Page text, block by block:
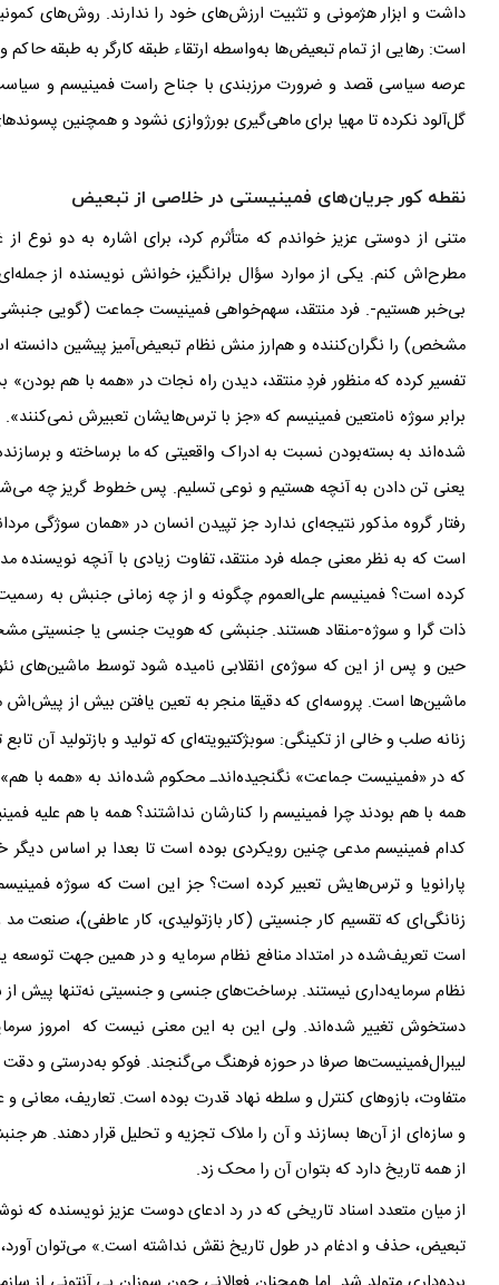
داشت و ابزار هژمونی و تثبیت ارزشهای خود را ندارند. روشهای
است: رهایی از تمام تبعیضها به‌واسطه ارتقاء طبقه کارگر به طبقه
عرصه سیاسی قصد و ضرورت مرزبندی با جناح راست فمینیسم و
گلآلود نکرده تا مهیا برای ماهیگیری بورژوازی نشود و همچنین پسوند
نقطه کور جریانهای فمینیستی در خلاصی از تبعیض
متنی از دوستی عزیز خواندم که متأثرم کرد، برای اشاره به دو نوع از
مطرحاش کنم. یکی از موارد سؤال برانگیز، خوانش نویسنده از جمله
بیخبر هستیم-. فرد منتقد، سهمخواهی فمینیست جماعت (گویی
مشخص) را نگران‌کننده و هم‌ارز منش نظام تبعیضآمیز پیشین
تفسیر کرده که منظور فردِ منتقد، دیدن راه نجات در «همه با هم بودن»
برابر سوژه نامتعین فمینیسم که «جز با ترسهایشان تعبیرش نمی
شدهاند به بسته‌بودن نسبت به ادراک واقعیتی که ما برساخته و
یعنی تن دادن به آنچه هستیم و نوعی تسلیم. پس خطوط گریز چه
رفتار گروه مذکور نتیجهای ندارد جز تپیدن انسان در «همان سوژگی
است که به نظر معنی جملهفرد منتقد، تفاوت زیادی با آنچه
کرده است؟ فمینیسم علیالعموم چگونه و از چه زمانی جنبش به
ذات گرا و سوژه-منقاد هستند. جنبشی که هویت جنسی یا جنسیتی
حین و پس از این که سوژه‌ی انقلابی نامیده شود توسط ماشین‌های
ماشین‌ها است. پروسه‌ای که دقیقا منجر به تعین یافتن بیش از
زنانه صلب و خالی از تکینگی: سوبژکتیویته‌ای که تولید و بازتولید آن
که در «فمینیست جماعت» نگنجیدهاندـ محکوم شدهاند به «همه با
همه با هم بودند چرا فمینیسم را کنارشان نداشتند؟ همه با هم علیه
کدام فمینیسم مدعی چنین رویکردی بوده است تا بعدا بر اساس
پارانویا و ترسهایش تعبیر کرده است؟ جز این است که سوژه
زنانگیای که تقسیم کار جنسیتی (کار بازتولیدی، کار عاطفی)، صنعت مد
است تعریف‌شده در امتداد منافع نظام سرمایه و در همین جهت توسعه
نظام سرمایهداری نیستند. برساختهای جنسی و جنسیتی نه‌تنها پیش از
دستخوش تغییر شدهاند. ولی این به این معنی نیست که امروز
لیبرال‌فمینیستها صرفا در حوزهفرهنگ میگنجند. فوکو به‌درستی و دقت
متفاوت، بازوهای کنترل و سلطه نهاد قدرت بوده است. تعاریف، معانی
و سازهای از آنها بسازند و آن را ملاک تجزیه و تحلیل قرار دهند. هر
از همه تاریخ دارد که بتوان آن را محک زد.
از میان متعدد اسناد تاریخی که در رد ادعای دوست عزیز نویسنده که
تبعیض، حذف و ادغام در طول تاریخ نقش نداشته است.» میتوان